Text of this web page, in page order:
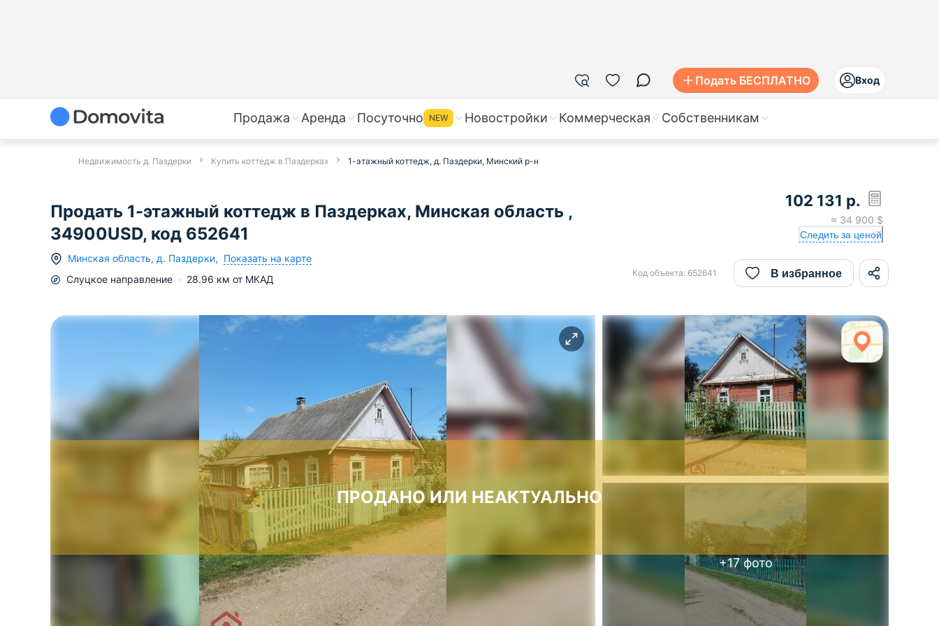
Подать БЕСПЛАТНО Вход
Продажа Аренда Посуточно NEW Новостройки Коммерческая Собственникам
Недвижимость д. Паздерки Купить коттедж в Паздерках 1-этажный коттедж, д. Паздерки, Минский р-н
Продать 1-этажный коттедж в Паздерках, Минская область ,
34900USD, код 652641
Минская область, д. Паздерки, Показать на карте
Слуцкое направление 28.96 км от МКАД
102 131 р.
≈ 34 900 $
Следить за ценой
Код объекта: 652641 В избранное
ПРОДАНО ИЛИ НЕАКТУАЛЬНО
+17фото